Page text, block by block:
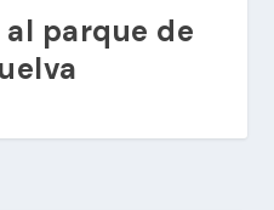
parque de